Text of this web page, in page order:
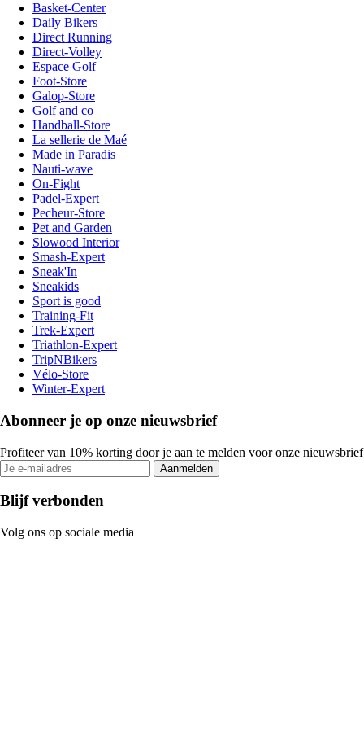
Basket-Center
Daily Bikers
Direct Running
Direct-Volley
Espace Golf
Foot-Store
Galop-Store
Golf and co
Handball-Store
La sellerie de Maé
Made in Paradis
Nauti-wave
On-Fight
Padel-Expert
Pecheur-Store
Pet and Garden
Slowood Interior
Smash-Expert
Sneak'In
Sneakids
Sport is good
Training-Fit
Trek-Expert
Triathlon-Expert
TripNBikers
Vélo-Store
Winter-Expert
Abonneer je op onze nieuwsbrief
Profiteer van 10% korting door je aan te melden voor onze nieuwsbrief
Aanmelden
Blijf verbonden
Volg ons op sociale media